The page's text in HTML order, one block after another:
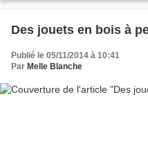
Des jouets en bois à
Publié le 05/11/2014 à 10:41
Par Melle Blanche